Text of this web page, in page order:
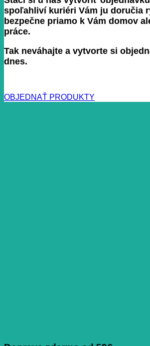
spoľahliví kuriéri Vám ju doručia
bezpečne priamo k Vám domov
práce.
Tak neváhajte a vytvorte si
dnes.
OBJEDNAŤ PRODUKTY